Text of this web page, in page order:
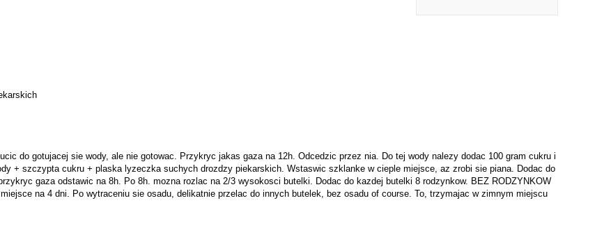
do gotujacej sie wody, ale nie gotowac. Przykryc jakas gaza na 12h. Odcedzic przez nia. Do tej wody nalezy dodac 100 gram cukru i
+ szczypta cukru + plaska lyzeczka suchych drozdzy piekarskich. Wstaswic szklanke w cieple miejsce, az zrobi sie piana. Dodac do
gaza odstawic na 8h. Po 8h. mozna rozlac na 2/3 wysokosci butelki. Dodac do kazdej butelki 8 rodzynkow. BEZ RODZYNKOW
na 4 dni. Po wytraceniu sie osadu, delikatnie przelac do innych butelek, bez osadu of course. To, trzymajac w zimnym miejscu